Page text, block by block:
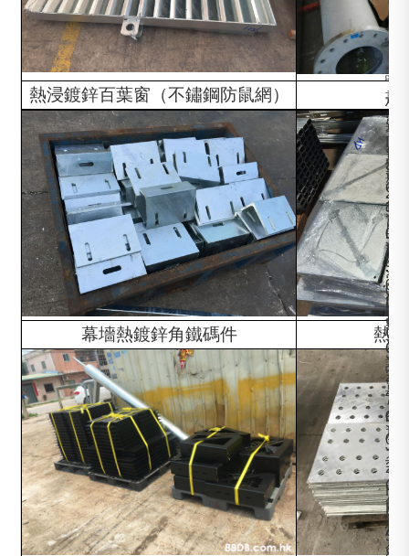
應
證
書
:
I
S
O
9
0
0
1
I
S
O
1
4
0
0
1
O
H
A
材
質
:
S
2
7
5
J
0
H
/
S
2
7
5
J
2
H
/
S
交
貨
期
:
7
-
3
0
天
差
異
化
服
務
:
小
批
量
訂
單
及
加
工
，
價
格
公
熱浸鍍鋅百葉窗（不鏽鋼防鼠網）
幕墻熱鍍鋅角鐵碼件 熱